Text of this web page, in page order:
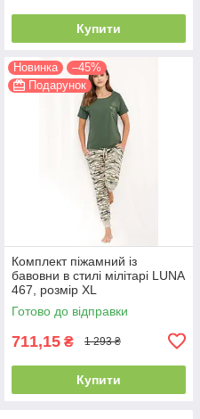
Купити
Новинка
–45%
Подарунок
Комплект піжамний із
бавовни в стилі мілітарі LUNA
467, розмір XL
Готово до відправки
711,15 ₴ 1 293 ₴
Купити